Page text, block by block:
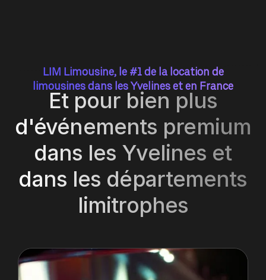
LIM Limousine, le #1 de la location de
limousines dans les Yvelines et en France
Et pour bien plus
d'événements premium
dans les Yvelines et
dans les départements
limitrophes